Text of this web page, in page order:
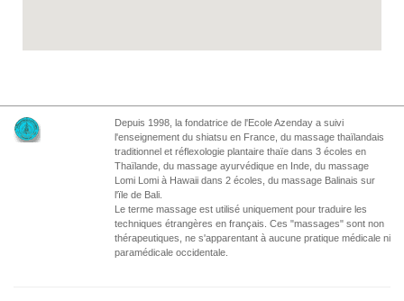
Depuis 1998, la fondatrice de l'Ecole Azenday a suivi
l'enseignement du shiatsu en France, du massage thaïlandais
traditionnel et réflexologie plantaire thaïe dans 3 écoles en
Thaïlande, du massage ayurvédique en Inde, du massage
Lomi Lomi à Hawaii dans 2 écoles, du massage Balinais sur
l'ïle de Bali.
Le terme massage est utilisé uniquement pour traduire les
techniques étrangères en français. Ces "massages" sont non
thérapeutiques, ne s'apparentant à aucune pratique médicale ni
paramédicale occidentale.